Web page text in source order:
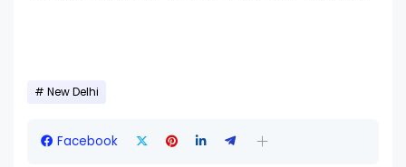
New Delhi
Facebook